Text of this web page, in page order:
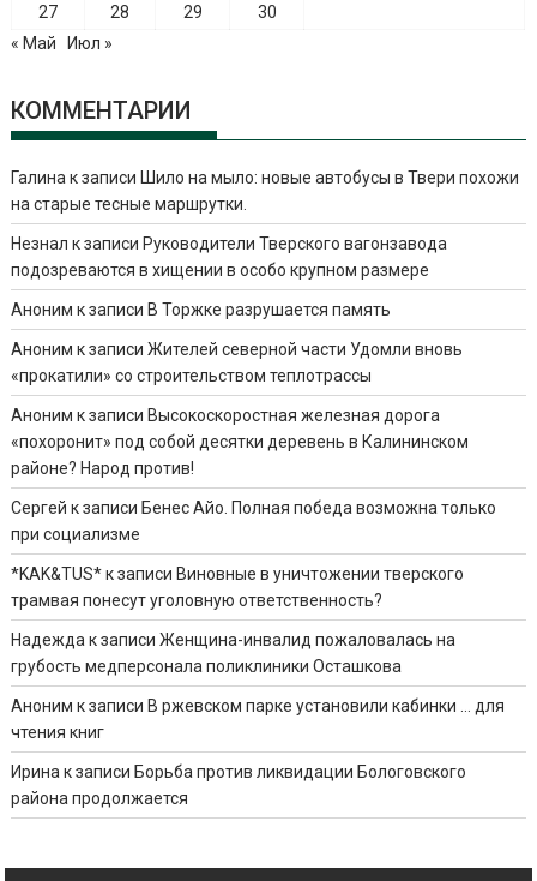
27
28 29
30
« Май
Июл »
КОММЕНТАРИИ
Галина к записи Шило на мыло: новые автобусы в Твери похожи
на старые тесные маршрутки.
Незнал к записи Руководители Тверского вагонзавода
подозреваются в хищении в особо крупном размере
Аноним к записи В Торжке разрушается память
Аноним к записиЖителей северной части Удомли вновь
«прокатили» со строительством теплотрассы
Аноним к записи Высокоскоростная железная дорога
«похоронит» под собой десятки деревень в Калининском
районе? Народ против!
Сергей к записи Бенес Айо. Полная победа возможна только
при социализме
*KAK&TUS*к записи Виновные в уничтожении тверского
трамвая понесут уголовную ответственность?
Надежда к записиЖенщина-инвалид пожаловалась на
грубость медперсонала поликлиники Осташкова
Аноним к записи В ржевском парке установили кабинки … для
чтения книг
Ирина к записи Борьба против ликвидации Бологовского
района продолжается